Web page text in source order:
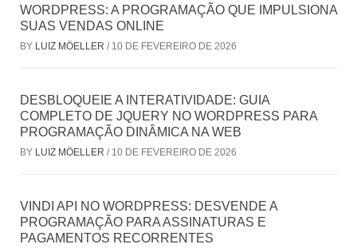
WORDPRESS: A PROGRAMAÇÃO QUE IMPULSIONA
SUAS VENDAS ONLINE
BY LUIZ MÖELLER / 10 DE FEVEREIRO DE 2026
DESBLOQUEIE A INTERATIVIDADE: GUIA
COMPLETO DE JQUERY NO WORDPRESS PARA
PROGRAMAÇÃO DINÂMICA NA WEB
BY LUIZ MÖELLER / 10 DE FEVEREIRO DE 2026
VINDI API NO WORDPRESS: DESVENDE A
PROGRAMAÇÃO PARA ASSINATURAS E
PAGAMENTOS RECORRENTES